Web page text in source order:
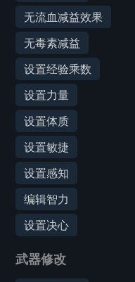
无流血减益效果
无毒素减益
设置经验乘数
设置力量
设置体质
设置敏捷
设置感知
编辑智力
设置决心
武器修改